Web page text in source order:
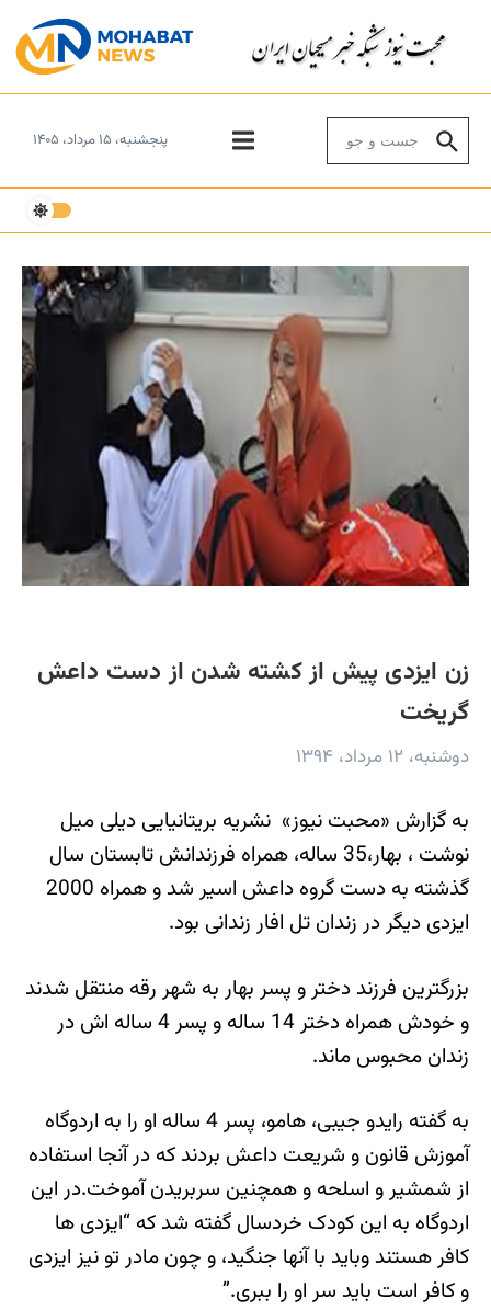
پنجشنبه، ۱۵ مرداد، ۱۴۰۵
زن ایزدی پیش از کشته شدن از دست داعش
گریخت
دوشنبه، ۱۲ مرداد، ۱۳۹۴
به گزارش «محبت نیوز» نشریه بریتانیایی دیلی میل
نوشت ، بهار،35 ساله، همراه فرزندانش تابستان سال
گذشته به دست گروه داعش اسیر شد و همراه 2000
ایزدی دیگر در زندان تل افار زندانی بود.
بزرگترین فرزند دختر و پسر بهار به شهر رقه منتقل شدند
و خودش همراه دختر 14 ساله و پسر 4 ساله اش در
زندان محبوس ماند.
به گفته رایدو جیبی، هامو، پسر 4 ساله او را به اردوگاه
آموزش قانون و شریعت داعش بردند که در آنجا استفاده
از شمشیر و اسلحه و همچنین سربریدن آموخت.در این
اردوگاه به این کودک خردسال گفته شد که “ایزدی ها
کافر هستند وباید با آنها جنگید، و چون مادر تو نیز ایزدی
و کافر است باید سر او را ببری.”